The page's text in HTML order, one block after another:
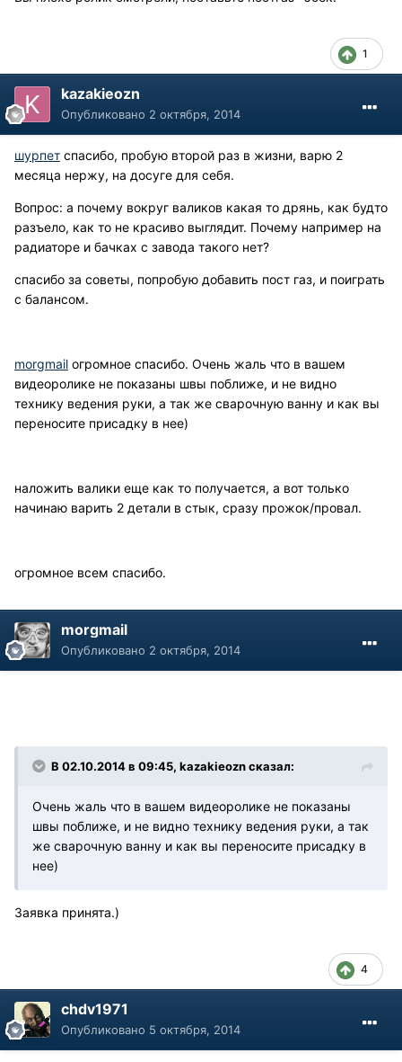
1
kazakieozn
Опубликовано 2 октября, 2014
шурпет спасибо, пробую второй раз в жизни, варю 2
месяца нержу, на досуге для себя.
Вопрос: а почему вокруг валиков какая то дрянь, как будто
разъело, как то не красиво выглядит. Почему например на
радиаторе и бачках с завода такого нет?
спасибо за советы, попробую добавить пост газ, и поиграть
с балансом.
morgmail огромное спасибо. Очень жаль что в вашем
видеоролике не показаны швы поближе, и не видно
технику ведения руки, а так же сварочную ванну и как вы
переносите присадку в нее)
наложить валики еще как то получается, а вот только
начинаю варить 2 детали в стык, сразу прожок/провал.
огромное всем спасибо.
morgmail
Опубликовано 2 октября, 2014
В 02.10.2014 в 09:45, kazakieozn сказал:
Очень жаль что в вашем видеоролике не показаны
швы поближе, и не видно технику ведения руки, а так
же сварочную ванну и как вы переносите присадку в
нее)
Заявка принята.)
4
chdv1971
Опубликовано 5 октября, 2014